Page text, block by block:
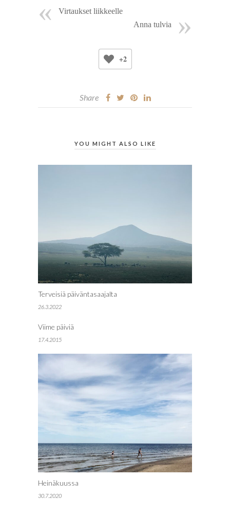
Virtaukset liikkeelle
Anna tulvia
+2
Share
YOU MIGHT ALSO LIKE
Terveisiä päiväntasaajalta
26.3.2022
Viime päiviä
17.4.2015
Heinäkuussa
30.7.2020